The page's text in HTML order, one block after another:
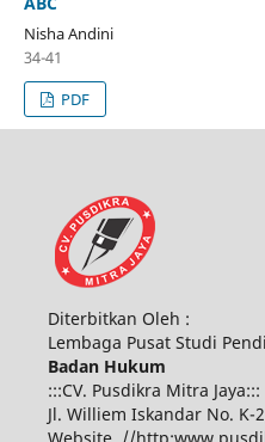
Nisha Andini
34-41
PDF
Diterbitkan Oleh :
Lembaga Pusat Studi
Badan Hukum
:::CV. Pusdikra Mitra Jaya:::
Jl. Williem Iskandar No. K-